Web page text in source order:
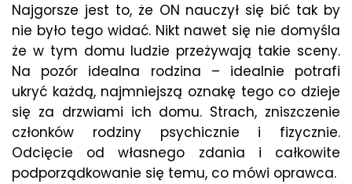
Najgorsze jest to, że ON nauczył się bić tak by
nie było tego widać. Nikt nawet się nie domyśla
że w tym domu ludzie przeżywają takie sceny.
Na pozór idealna rodzina – idealnie potrafi
ukryć każdą, najmniejszą oznakę tego co dzieje
się za drzwiami ich domu. Strach, zniszczenie
członków rodziny psychicznie i fizycznie.
Odcięcie od własnego zdania i całkowite
podporządkowanie się temu, co mówi oprawca.